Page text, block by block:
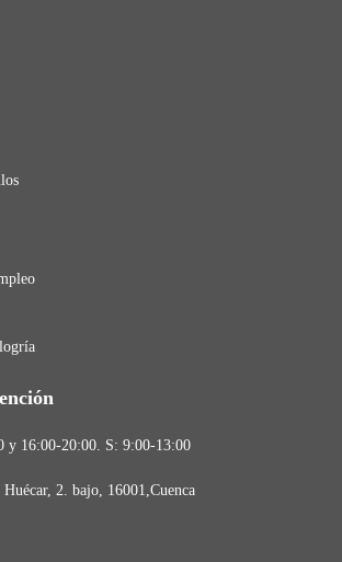
y 16:00-20:00. S: 9:00-13:00
2. bajo, 16001,Cuenca